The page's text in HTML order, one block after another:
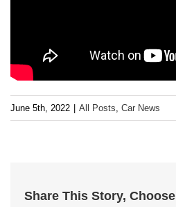
June 5th, 2022 | All Posts Car News
Share This Story, Choose